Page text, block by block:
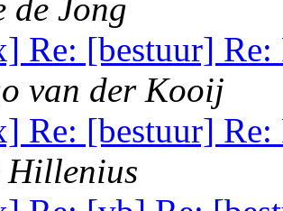
de Jong
Re: [bestuur]
van der Kooij
Re: [bestuur]
Hillenius